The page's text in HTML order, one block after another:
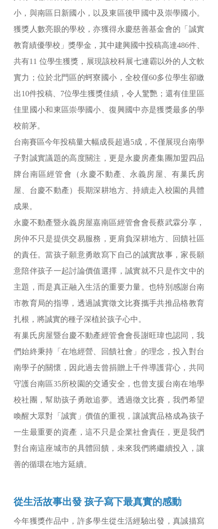
小，與南區日新國小，以及東區後甲國中及崇學國小。
獲獎人數亮眼的學校，亦獲得永慶慈善基金會的「誠實
教育績優學校」獎學金，其中建興國中投稿高達486件、
共有11 位學生獲獎，展現該校科展七連霸以外的人文軟
實力；位於北門區的蚵寮國小，全校僅60多位學生卻繳
出10件投稿、7位學生獲獎佳績，令人驚艷；還有佳里區
佳里國小和東區崇學國小、復興國中亦是獲獎最多的學
校前茅。
台南賽區今年投稿量大幅成長超過5成，不僅展現台南學
子對誠實議題的高度關注，更是永慶房產集團加盟四品
牌台南區經管會（永慶不動產、永義房屋、有巢氏房
屋、台慶不動產）長期深耕地方、持續走入校園的具體
成果。
永慶不動產暨永義房屋嘉南區經管會會長蔡武霖分享，
房仲不只是提供交易服務，更肩負深耕地方、回饋社區
的責任。當孩子願意勇敢寫下自己的誠實故事，家長願
意陪伴孩子一起討論價值選擇，誠實就不只是作文中的
主題，而是真正融入生活的重要力量。也特別感謝台南
市教育局的指導，透過誠實徵文比賽攜手共推品格教育
扎根，將誠實的種子深植於孩子心中。
有巢氏房屋暨台慶不動產經管會會長謝旺瑋也認同，我
們始終秉持「在地經營、回饋社會」的理念，投入對台
南學子的關懷，因此過去曾捐贈上千件導護背心，共同
守護台南區35所校園的交通安全，也曾支援台南在地學
校社團，幫助孩子勇敢追夢。透過徵文比賽，我們希望
喚醒大眾對「誠實」價值的重視，讓誠實品格成為孩子
一生最重要的資產，這不只是企業社會責任，更是我們
對台南這座城市的具體回饋，未來我們將繼續投入，讓
善的循環在地方延續。
從生活故事出發 孩子寫下最真實的感動
今年獲獎作品中，許多學生從生活經驗出發，真誠描寫